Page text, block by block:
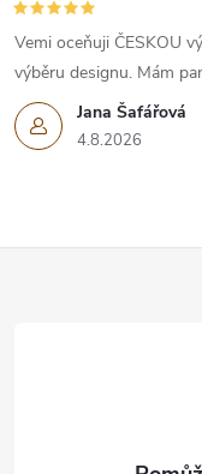
Jana Šafářová
4.8.2026
Vemi oceňuji ČESKOU
výběru designu. Mám